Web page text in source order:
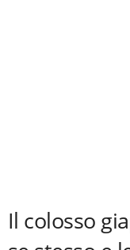
Il colosso